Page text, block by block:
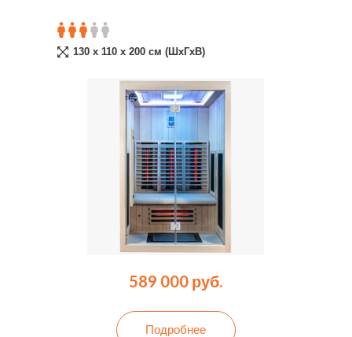
130 x 110 x 200 cм (ШxГxВ)
589 000 руб.
Подробнее